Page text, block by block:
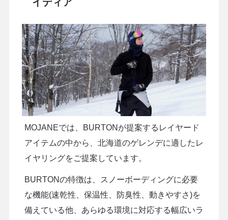
MOJANEでは、BURTONが提案するレイヤード
アイテムの中から、北海道のゲレンデに適したレ
イヤリングをご提案しています。
BURTONの特徴は、スノーボーディングに必要
な機能(速乾性、保温性、防臭性、動きやすさ)を
備えている他、あらゆる環境に対応する幅広いラ